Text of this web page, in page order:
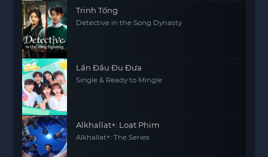
Trinh Tống
Detective in the Song Dynasty
Lần Đầu Đu Đưa
Single & Ready to Mingle
Alkhallat+: Loạt Phim
Alkhallat+: The Series